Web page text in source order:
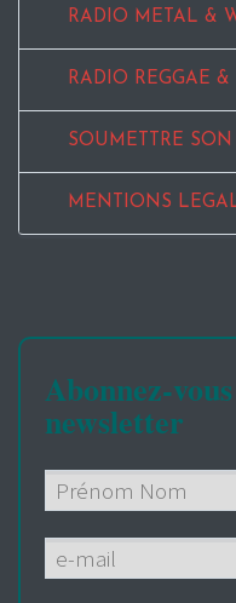
RADIO METAL &
RADIO REGGAE
SOUMETTRE SON
MENTIONS
Abonnez-
newsletter